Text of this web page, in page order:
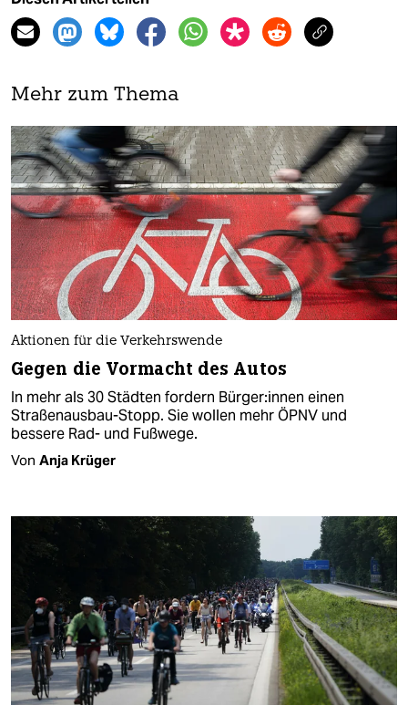
Mehr zum Thema
Aktionen für die Verkehrswende
Gegen die Vormacht des Autos
In mehr als 30 Städten fordern Bür­ge­r:in­nen einen
Straßenausbau-Stopp. Sie wollen mehr ÖPNV und
bessere Rad- und Fußwege.
Von Anja Krüger